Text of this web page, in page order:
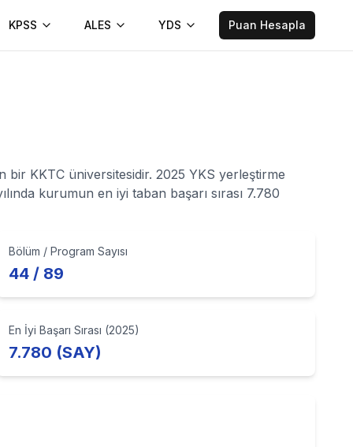
KPSS ALES YDS Puan Hesapla
KKTC üniversitesidir. 2025 YKS yerleştirme
kurumun en iyi taban başarı sırası 7.780
Bölüm / Program Sayısı
44 / 89
En İyi Başarı Sırası (2025)
7.780 (SAY)